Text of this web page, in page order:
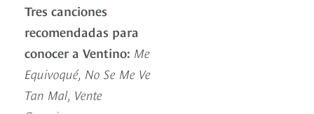
Tres canciones
recomendadas para
conocer a Ventino: Me
Equivoqué, No Se Me Ve
Tan Mal, Vente